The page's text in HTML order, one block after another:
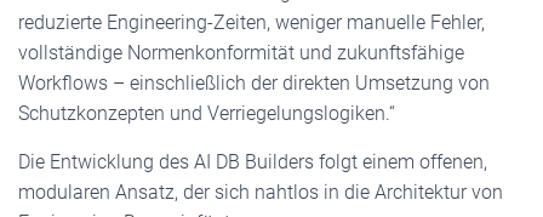
reduzierte Engineering-Zeiten, weniger manuelle Fehler,
vollständige Normenkonformität und zukunftsfähige
Workflows – einschließlich der direkten Umsetzung von
Schutzkonzepten und Verriegelungslogiken.“
Die Entwicklung des AI DB Builders folgt einem offenen,
modularen Ansatz, der sich nahtlos in die Architektur von